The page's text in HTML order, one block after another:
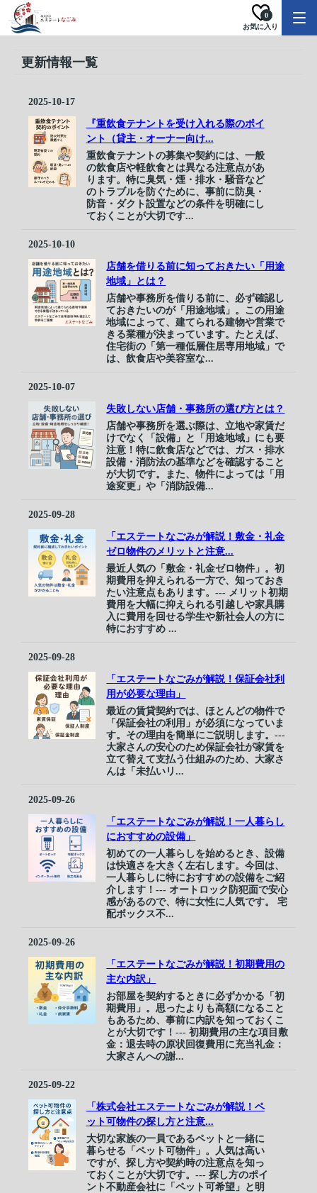
お気に入り
0
更新情報一覧
2025-10-17
『重飲食テナントを受け入れる際のポイ
ント（貸主・オーナー向け...
重飲食テナントの募集や契約には、一般
の飲食店や軽飲食とは異なる注意点があ
ります。特に臭気・煙・排水・騒音など
のトラブルを防ぐために、事前に防臭・
防音・ダクト設置などの条件を明確にし
ておくことが大切です...
2025-10-10
店舗を借りる前に知っておきたい「用途
地域」とは？
店舗や事務所を借りる前に、必ず確認し
ておきたいのが「用途地域」。この用途
地域によって、建てられる建物や営業で
きる業種が決まっています。たとえば、
住宅街の「第一種低層住居専用地域」で
は、飲食店や美容室な...
2025-10-07
失敗しない店舗・事務所の選び方とは？
店舗や事務所を選ぶ際は、立地や家賃だ
けでなく「設備」と「用途地域」にも要
注意！特に飲食店などでは、ガス・排水
設備・消防法の基準などを確認すること
が大切です。また、物件によっては「用
途変更」や「消防設備...
2025-09-28
「エステートなごみが解説！敷金・礼金
ゼロ物件のメリットと注意...
最近人気の「敷金・礼金ゼロ物件」。初
期費用を抑えられる一方で、知っておき
たい注意点もあります。--- メリット初期
費用を大幅に抑えられる引越しや家具購
入に費用を回せる学生や新社会人の方に
特におすすめ ...
2025-09-28
「エステートなごみが解説！保証会社利
用が必要な理由」
最近の賃貸契約では、ほとんどの物件で
「保証会社の利用」が必須になっていま
す。その理由を簡単にご説明します。---
大家さんの安心のため保証会社が家賃を
立て替えて支払う仕組みのため、大家さ
んは「未払いリ...
2025-09-26
「エステートなごみが解説！一人暮らし
におすすめの設備」
初めての一人暮らしを始めるとき、設備
は快適さを大きく左右します。今回は、
一人暮らしに特におすすめの設備をご紹
介します！--- オートロック防犯面で安心
感があるので、特に女性に人気です。 宅
配ボックス不...
2025-09-26
「エステートなごみが解説！初期費用の
主な内訳」
お部屋を契約するときに必ずかかる「初
期費用」。思ったよりも高額になること
もあるため、事前に内訳を知っておくこ
とが大切です！--- 初期費用の主な項目敷
金：退去時の原状回復費用に充当礼金：
大家さんへの謝...
2025-09-22
「株式会社エステートなごみが解説！ペ
ット可物件の探し方と注意...
大切な家族の一員であるペットと一緒に
暮らせる「ペット可物件」。人気は高い
ですが、探し方や契約時の注意点を知っ
ておくことが大切です。--- 探し方のポイ
ント不動産会社に「ペット可希望」と明